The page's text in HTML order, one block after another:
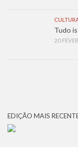
Tudo
20
EDIÇÃO MAIS